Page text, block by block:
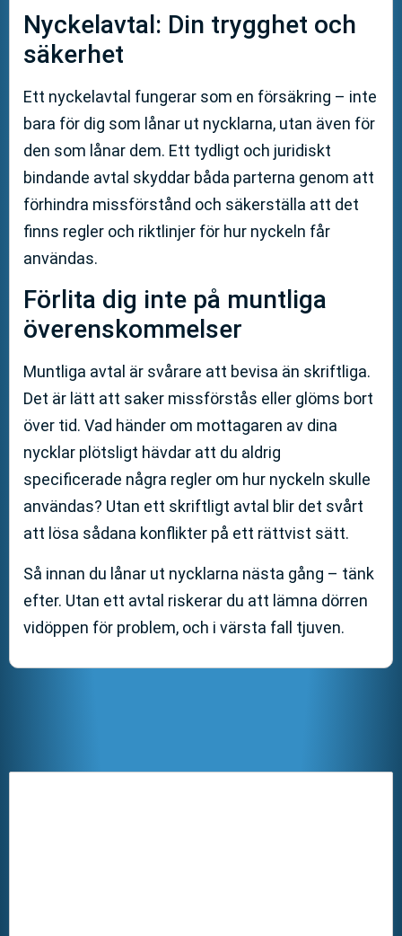
Nyckelavtal: Din trygghet och
säkerhet
Ett nyckelavtal fungerar som en försäkring – inte
bara för dig som lånar ut nycklarna, utan även för
den som lånar dem. Ett tydligt och juridiskt
bindande avtal skyddar båda parterna genom att
förhindra missförstånd och säkerställa att det
finns regler och riktlinjer för hur nyckeln får
användas.
Förlita dig inte på muntliga
överenskommelser
Muntliga avtal är svårare att bevisa än skriftliga.
Det är lätt att saker missförstås eller glöms bort
över tid. Vad händer om mottagaren av dina
nycklar plötsligt hävdar att du aldrig
specificerade några regler om hur nyckeln skulle
användas? Utan ett skriftligt avtal blir det svårt
att lösa sådana konflikter på ett rättvist sätt.
Så innan du lånar ut nycklarna nästa gång – tänk
efter. Utan ett avtal riskerar du att lämna dörren
vidöppen för problem, och i värsta fall tjuven.